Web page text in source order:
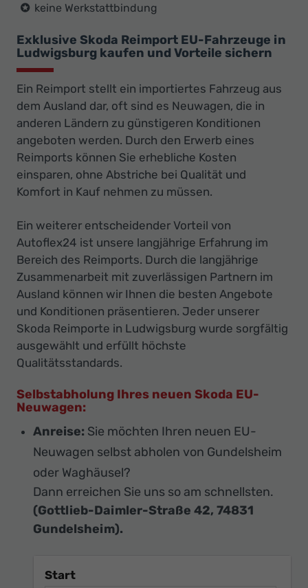
keine Werkstattbindung
Exklusive Skoda Reimport EU-Fahrzeuge in
Ludwigsburg kaufen und Vorteile sichern
Ein Reimport stellt ein importiertes Fahrzeug aus
dem Ausland dar, oft sind es Neuwagen, die in
anderen Ländern zu günstigeren Konditionen
angeboten werden. Durch den Erwerb eines
Reimports können Sie erhebliche Kosten
einsparen, ohne Abstriche bei Qualität und
Komfort in Kauf nehmen zu müssen.
Ein weiterer entscheidender Vorteil von
Autoflex24 ist unsere langjährige Erfahrung im
Bereich des Reimports. Durch die langjährige
Zusammenarbeit mit zuverlässigen Partnern im
Ausland können wir Ihnen die besten Angebote
und Konditionen präsentieren. Jeder unserer
Skoda Reimporte in Ludwigsburg wurde sorgfältig
ausgewählt und erfüllt höchste
Qualitätsstandards.
Selbstabholung Ihres neuen Skoda EU-
Neuwagen:
Anreise: Sie möchten Ihren neuen EU-
Neuwagen selbst abholen von Gundelsheim
oder Waghäusel?
Dann erreichen Sie uns so am schnellsten.
(Gottlieb-Daimler-Straße 42, 74831
Gundelsheim).
Start